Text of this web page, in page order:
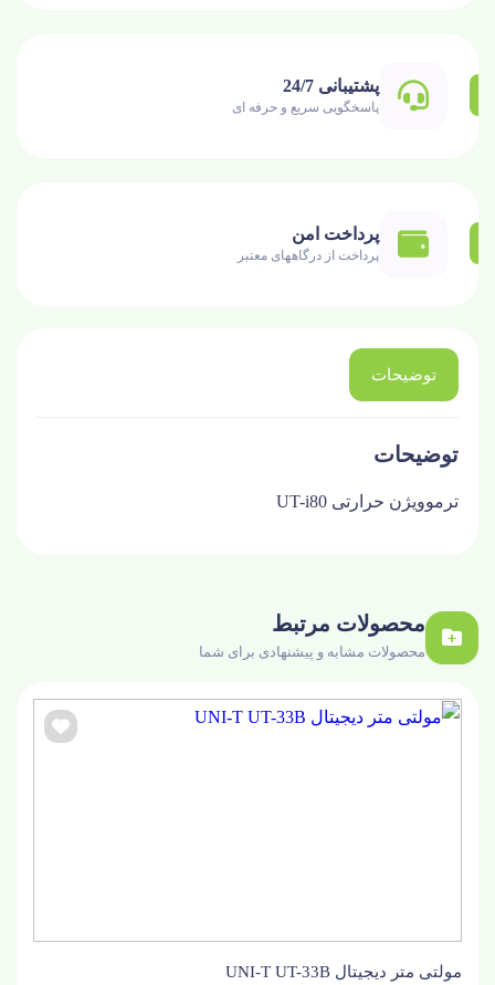
پشتیبانی 24/7
پاسخگویی سریع و حرفه ای
پرداخت امن
پرداخت از درگاههای معتبر
توضیحات
توضیحات
ترموویژن حرارتی UT-i80
محصولات مرتبط
محصولات مشابه و پیشنهادی برای شما
مولتی متر دیجیتال UNI-T UT-33B